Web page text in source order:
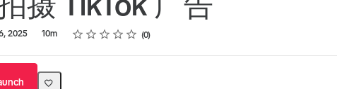
摄 TikTok 广告
2025 10m Rating
1 star
2 stars
3 stars
4 stars
5 stars 0